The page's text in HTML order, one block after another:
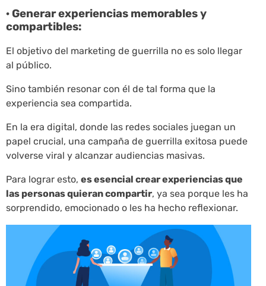
· Generar experiencias memorables y
compartibles:
El objetivo del marketing de guerrilla no es solo llegar
al público.
Sino también resonar con él de tal forma que la
experiencia sea compartida.
En la era digital, donde las redes sociales juegan un
papel crucial, una campaña de guerrilla exitosa puede
volverse viral y alcanzar audiencias masivas.
Para lograr esto, es esencial crear experiencias que
las personas quieran compartir, ya sea porque les ha
sorprendido, emocionado o les ha hecho reflexionar.